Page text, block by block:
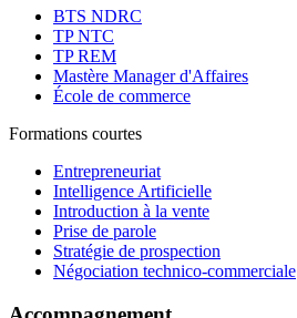
BTS NDRC
TP NTC
TP REM
Mastère Manager d'Affaires
École de commerce
Formations courtes
Entrepreneuriat
Intelligence Artificielle
Introduction à la vente
Prise de parole
Stratégie de prospection
Négociation technico-commerciale